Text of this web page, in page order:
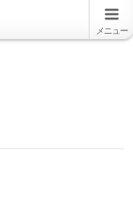
メニュー